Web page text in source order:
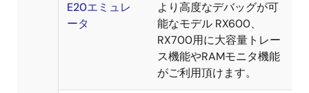
E20エミュレ
ータ
より高度なデバッグが可
能なモデル RX600、
RX700用に大容量トレー
ス機能やRAMモニタ機能
がご利用頂けます。